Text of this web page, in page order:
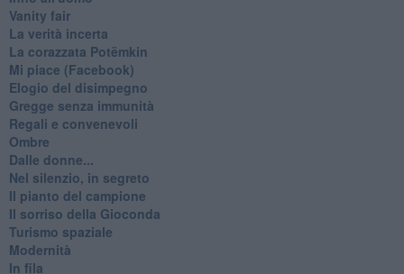
Vanity fair
La verità incerta
La corazzata Potëmkin
Mi piace (Facebook)
Elogio del disimpegno
Gregge senza immunità
Regali e convenevoli
Ombre
Dalle donne...
Nel silenzio, in segreto
Il pianto del campione
Il sorriso della Gioconda
Turismo spaziale
Modernità
In fila